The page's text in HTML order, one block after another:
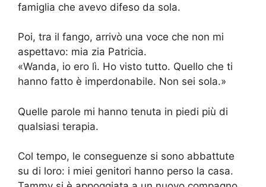
famiglia che avevo difeso da sola.
Poi, tra il fango, arrivò una voce che non mi
aspettavo: mia zia Patricia.
«Wanda, io ero lì. Ho visto tutto. Quello che ti
hanno fatto è imperdonabile. Non sei sola.»
Quelle parole mi hanno tenuta in piedi più di
qualsiasi terapia.
Col tempo, le conseguenze si sono abbattute
su di loro: i miei genitori hanno perso la casa.